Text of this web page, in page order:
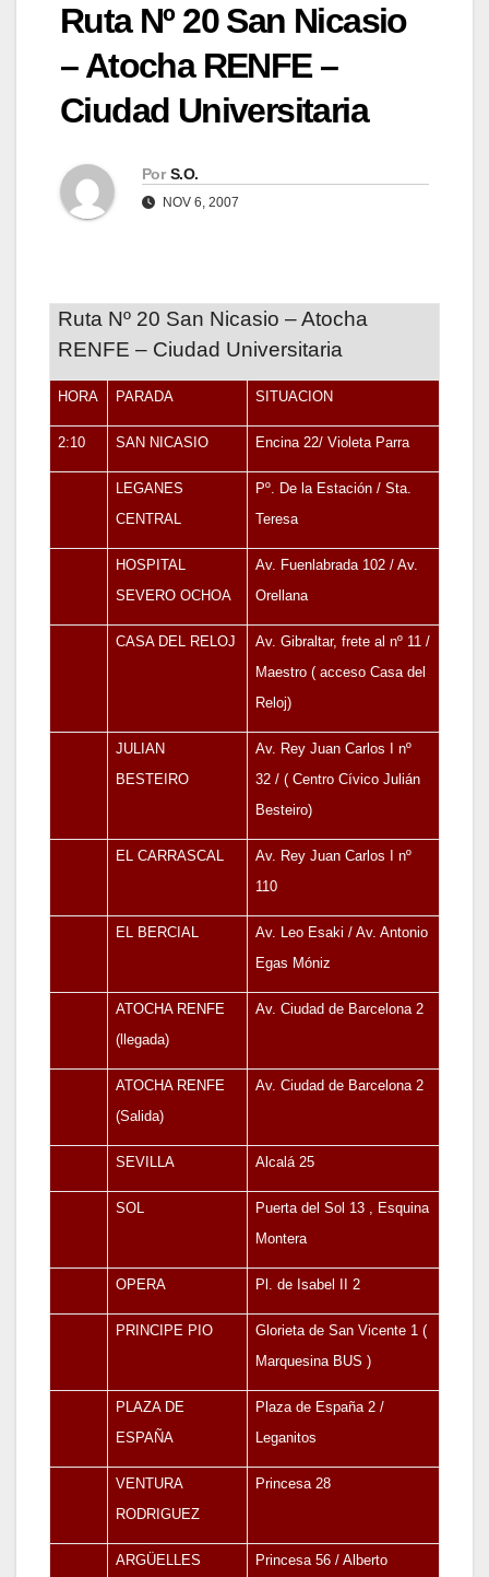
Ruta Nº 20 San Nicasio
– Atocha RENFE –
Ciudad Universitaria
Por S.O.
NOV 6, 2007
Ruta Nº 20 San Nicasio – Atocha
RENFE – Ciudad Universitaria
HORA PARADA SITUACION
2:10 SAN NICASIO Encina 22/ Violeta Parra
LEGANES
CENTRAL
Pº. De la Estación / Sta.
Teresa
HOSPITAL
SEVERO OCHOA
Av. Fuenlabrada 102 / Av.
Orellana
CASA DEL RELOJ
Av. Gibraltar, frete al nº 11 /
Maestro ( acceso Casa del
Reloj)
JULIAN
BESTEIRO
Av. Rey Juan Carlos I nº
32 / ( Centro Cívico Julián
Besteiro)
EL CARRASCAL
Av. Rey Juan Carlos I nº
110
EL BERCIAL
Av. Leo Esaki / Av. Antonio
Egas Móniz
ATOCHA RENFE
(llegada)
Av. Ciudad de Barcelona 2
ATOCHA RENFE
(Salida)
Av. Ciudad de Barcelona 2
SEVILLA Alcalá 25
SOL
Puerta del Sol 13 , Esquina
Montera
OPERA Pl. de Isabel II 2
PRINCIPE PIO
Glorieta de San Vicente 1 (
Marquesina BUS )
PLAZA DE
ESPAÑA
Plaza de España 2 /
Leganitos
VENTURA
RODRIGUEZ
Princesa 28
ARGÜELLES
Princesa 56 / Alberto